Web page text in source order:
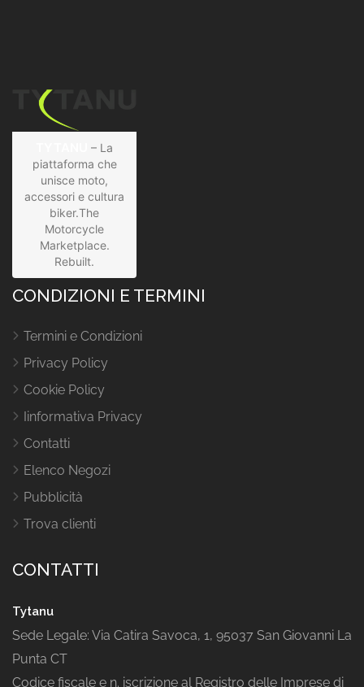
– La
piattaforma che
unisce moto,
accessori e cultura
biker.The
Motorcycle
Marketplace.
Rebuilt.
CONDIZIONI E TERMINI
Termini e Condizioni
Privacy Policy
Cookie Policy
Iinformativa Privacy
Contatti
Elenco Negozi
Pubblicità
Trova clienti
CONTATTI
Tytanu
Sede Legale: Via Catira Savoca, 1, 95037 San Giovanni La
Punta CT
Codice fiscale e n. iscrizione al Registro delle Imprese di